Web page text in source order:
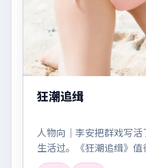
狂潮追缉
人物向｜李安把群戏写
生活过。《狂潮追缉》值